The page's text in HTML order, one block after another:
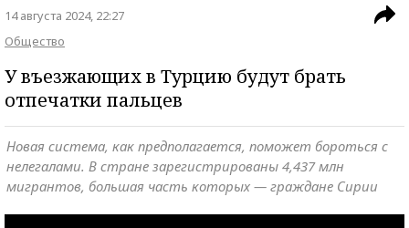
14 августа 2024, 22:27
Общество
У въезжающих в Турцию будут брать
отпечатки пальцев
Новая система, как предполагается, поможет бороться с
нелегалами. В стране зарегистрированы 4,437 млн
мигрантов, большая часть которых — граждане Сирии